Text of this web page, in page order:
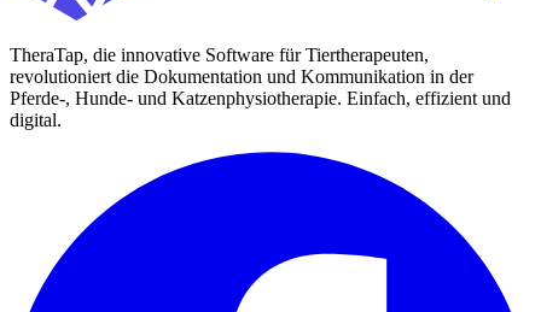
TheraTap, die innovative Software für Tiertherapeuten,
revolutioniert die Dokumentation und Kommunikation in der
Pferde-, Hunde- und Katzenphysiotherapie. Einfach, effizient und
digital.